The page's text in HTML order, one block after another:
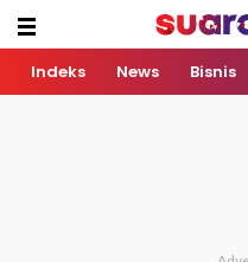
Indeks News Bisnis